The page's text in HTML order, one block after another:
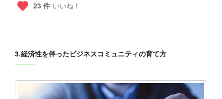
23 件 いいね！
3.経済性を伴ったビジネスコミュニティの育て方